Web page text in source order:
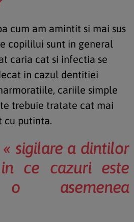
cum am amintit si mai sus
copililui sunt in general
caria cat si infectia se
in cazul dentitiei
cariile simple
trebuie tratate cat mai
cu putinta.
« sigilare a dintilor
ce cazuri este
o asemenea